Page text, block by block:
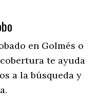
en Golmés o
te ayuda
a la búsqueda y